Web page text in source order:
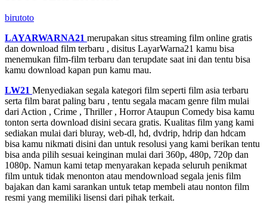
birutoto
LAYARWARNA21 merupakan situs streaming film online gratis
dan download film terbaru , disitus LayarWarna21 kamu bisa
menemukan film-film terbaru dan terupdate saat ini dan tentu bisa
kamu download kapan pun kamu mau.
LW21 Menyediakan segala kategori film seperti film asia terbaru
serta film barat paling baru , tentu segala macam genre film mulai
dari Action , Crime , Thriller , Horror Ataupun Comedy bisa kamu
tonton serta download disini secara gratis. Kualitas film yang kami
sediakan mulai dari bluray, web-dl, hd, dvdrip, hdrip dan hdcam
bisa kamu nikmati disini dan untuk resolusi yang kami berikan tentu
bisa anda pilih sesuai keinginan mulai dari 360p, 480p, 720p dan
1080p. Namun kami tetap menyarakan kepada seluruh penikmat
film untuk tidak menonton atau mendownload segala jenis film
bajakan dan kami sarankan untuk tetap membeli atau nonton film
resmi yang memiliki lisensi dari pihak terkait.